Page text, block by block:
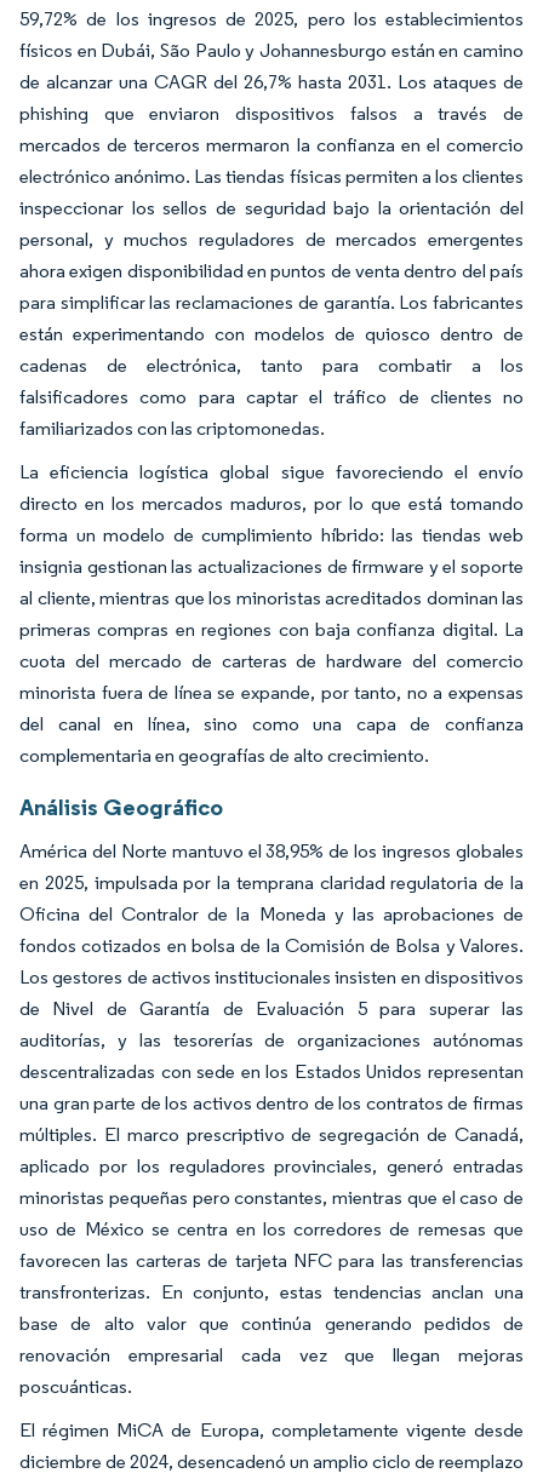
59,72% de los ingresos de 2025, pero los establecimientos
físicos en Dubái, São Paulo y Johannesburgo están en camino
de alcanzar una CAGR del 26,7% hasta 2031. Los ataques de
phishing que enviaron dispositivos falsos a través de
mercados de terceros mermaron la confianza en el comercio
electrónico anónimo. Las tiendas físicas permiten a los clientes
inspeccionar los sellos de seguridad bajo la orientación del
personal, y muchos reguladores de mercados emergentes
ahora exigen disponibilidad en puntos de venta dentro del país
para simplificar las reclamaciones de garantía. Los fabricantes
están experimentando con modelos de quiosco dentro de
cadenas de electrónica, tanto para combatir a los
falsificadores como para captar el tráfico de clientes no
familiarizados con las criptomonedas.
La eficiencia logística global sigue favoreciendo el envío
directo en los mercados maduros, por lo que está tomando
forma un modelo de cumplimiento híbrido: las tiendas web
insignia gestionan las actualizaciones de firmware y el soporte
al cliente, mientras que los minoristas acreditados dominan las
primeras compras en regiones con baja confianza digital. La
cuota del mercado de carteras de hardware del comercio
minorista fuera de línea se expande, por tanto, no a expensas
del canal en línea, sino como una capa de confianza
complementaria en geografías de alto crecimiento.
Análisis Geográfico
América del Norte mantuvo el 38,95% de los ingresos globales
en 2025, impulsada por la temprana claridad regulatoria de la
Oficina del Contralor de la Moneda y las aprobaciones de
fondos cotizados en bolsa de la Comisión de Bolsa y Valores.
Los gestores de activos institucionales insisten en dispositivos
de Nivel de Garantía de Evaluación 5 para superar las
auditorías, y las tesorerías de organizaciones autónomas
descentralizadas con sede en los Estados Unidos representan
una gran parte de los activos dentro de los contratos de firmas
múltiples. El marco prescriptivo de segregación de Canadá,
aplicado por los reguladores provinciales, generó entradas
minoristas pequeñas pero constantes, mientras que el caso de
uso de México se centra en los corredores de remesas que
favorecen las carteras de tarjeta NFC para las transferencias
transfronterizas. En conjunto, estas tendencias anclan una
base de alto valor que continúa generando pedidos de
renovación empresarial cada vez que llegan mejoras
poscuánticas.
El régimen MiCA de Europa, completamente vigente desde
diciembre de 2024, desencadenó un amplio ciclo de reemplazo